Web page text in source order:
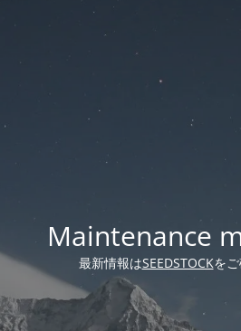
Maintenance
最新情報はSEEDSTOCKをご